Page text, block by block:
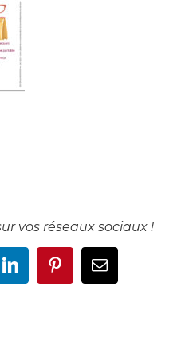
vos réseaux sociaux !
LinkedInPinterestEmail